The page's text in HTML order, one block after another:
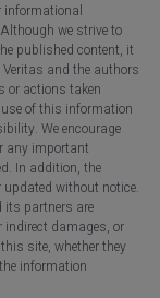
informational
we strive to
published content, it
and the authors
or actions taken
of this information
We encourage
any important
In addition, the
without notice.
its partners are
indirect damages, or
site, whether they
information